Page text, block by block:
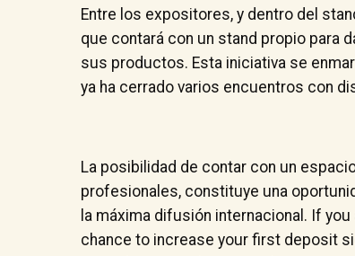
Entre los expositores, y dentro del
que contará con un stand propio para
sus productos. Esta iniciativa se
ya ha cerrado varios encuentros con
La posibilidad de contar con un
profesionales, constituye una
la máxima difusión internacional. If
chance to increase your first deposit